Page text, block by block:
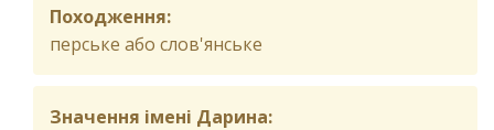
Походження:
перське або слов'янське
Значення імені Дарина: